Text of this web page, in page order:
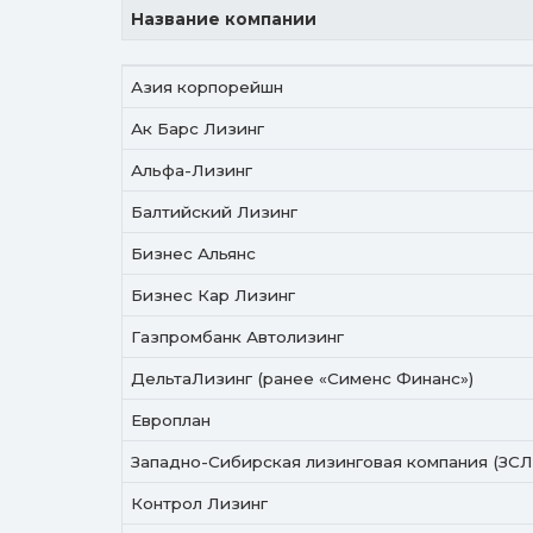
Название компании
Название компании
Азия корпорейшн
Ак Барс Лизинг
Альфа-Лизинг
Балтийский Лизинг
Бизнес Альянс
Бизнес Кар Лизинг
Газпромбанк Автолизинг
ДельтаЛизинг (ранее «Сименс Финанс»)
Европлан
Западно-Сибирская лизинговая компания
Контрол Лизинг